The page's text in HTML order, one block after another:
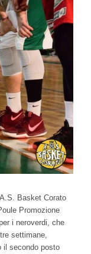
Basket Corato
Promozione
i neroverdi, che
settimane,
il secondo posto